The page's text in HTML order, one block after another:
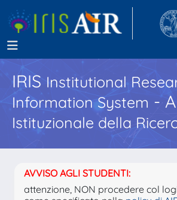
IRISInstitutional
Information System -
Istituzionale della
AVVISO AGLI STUDENTI:
attenzione, NON procedere col